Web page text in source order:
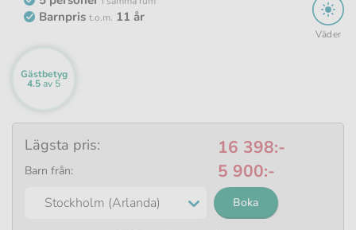
Väder
Barnpris t.o.m. 11 år
Gästbetyg
4.5av 5
Baserat
63
svar
Lägsta pris: 16 398:-
Barn från: 5 900:-
Boka